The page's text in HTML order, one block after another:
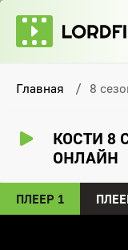
Главная 8
КОСТИ 8
ОНЛАЙН
ПЛЕЕР 1